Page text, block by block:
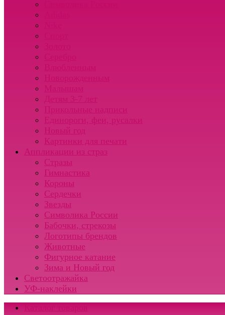
Детям 3-7 лет
Прикольные надписи
Единороги, феи, русалки
Новый год
Картинки для печати
Аппликации из страз
Стразы
Гимнастика
Короны
Сердечки
Звезды
Символика России
Бабочки, стрекозы
Логотипы брендов
Животные
Фигурное катание
Зима и Новый год
Светоотражайка
УФ-наклейки